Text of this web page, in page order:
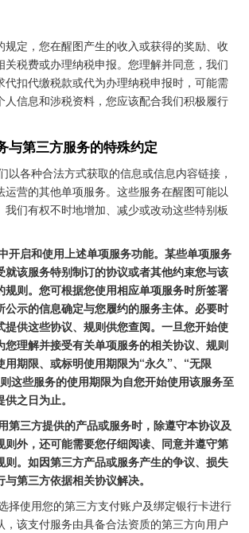
规定，您在醒图产生的收入或获得的奖励、收
关税费或办理纳税申报。您理解并同意，我们
代扣代缴税款或代为办理纳税申报时，可能需
人信息和涉税资料，您应该配合我们积极履行
与第三方服务的特殊约定
以各种合法方式获取的信息或信息内容链接，
运营的其他单项服务。这些服务在醒图可能以
我们有权不时地增加、减少或改动这些特别板
开启和使用上述单项服务功能。某些单项服务
就该服务特别制订的协议或者其他约束您与该
规则。您可根据您使用相应单项服务时所签署
公示的信息确定与您履约的服务主体。必要时
提供这些协议、规则供您查阅。一旦您开始使
您理解并接受有关单项服务的相关协议、规则
用期限、或标明使用期限为“永久”、“无限
这些服务的使用期限为自您开始使用该服务至
之日为止。
第三方提供的产品或服务时，除遵守本协议及
则外，还可能需要您仔细阅读、同意并遵守第
则。如因第三方产品或服务产生的争议、损失
第三方依据相关协议解决。
择使用您的第三方支付账户及绑定银行卡进行
，该支付服务由具备合法资质的第三方向用户